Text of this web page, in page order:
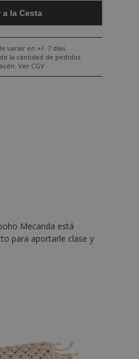
a la Cesta
variar en +/- 7 días
la cantidad de pedidos
Ver CGV.
Mecanda está
para aportarle clase y